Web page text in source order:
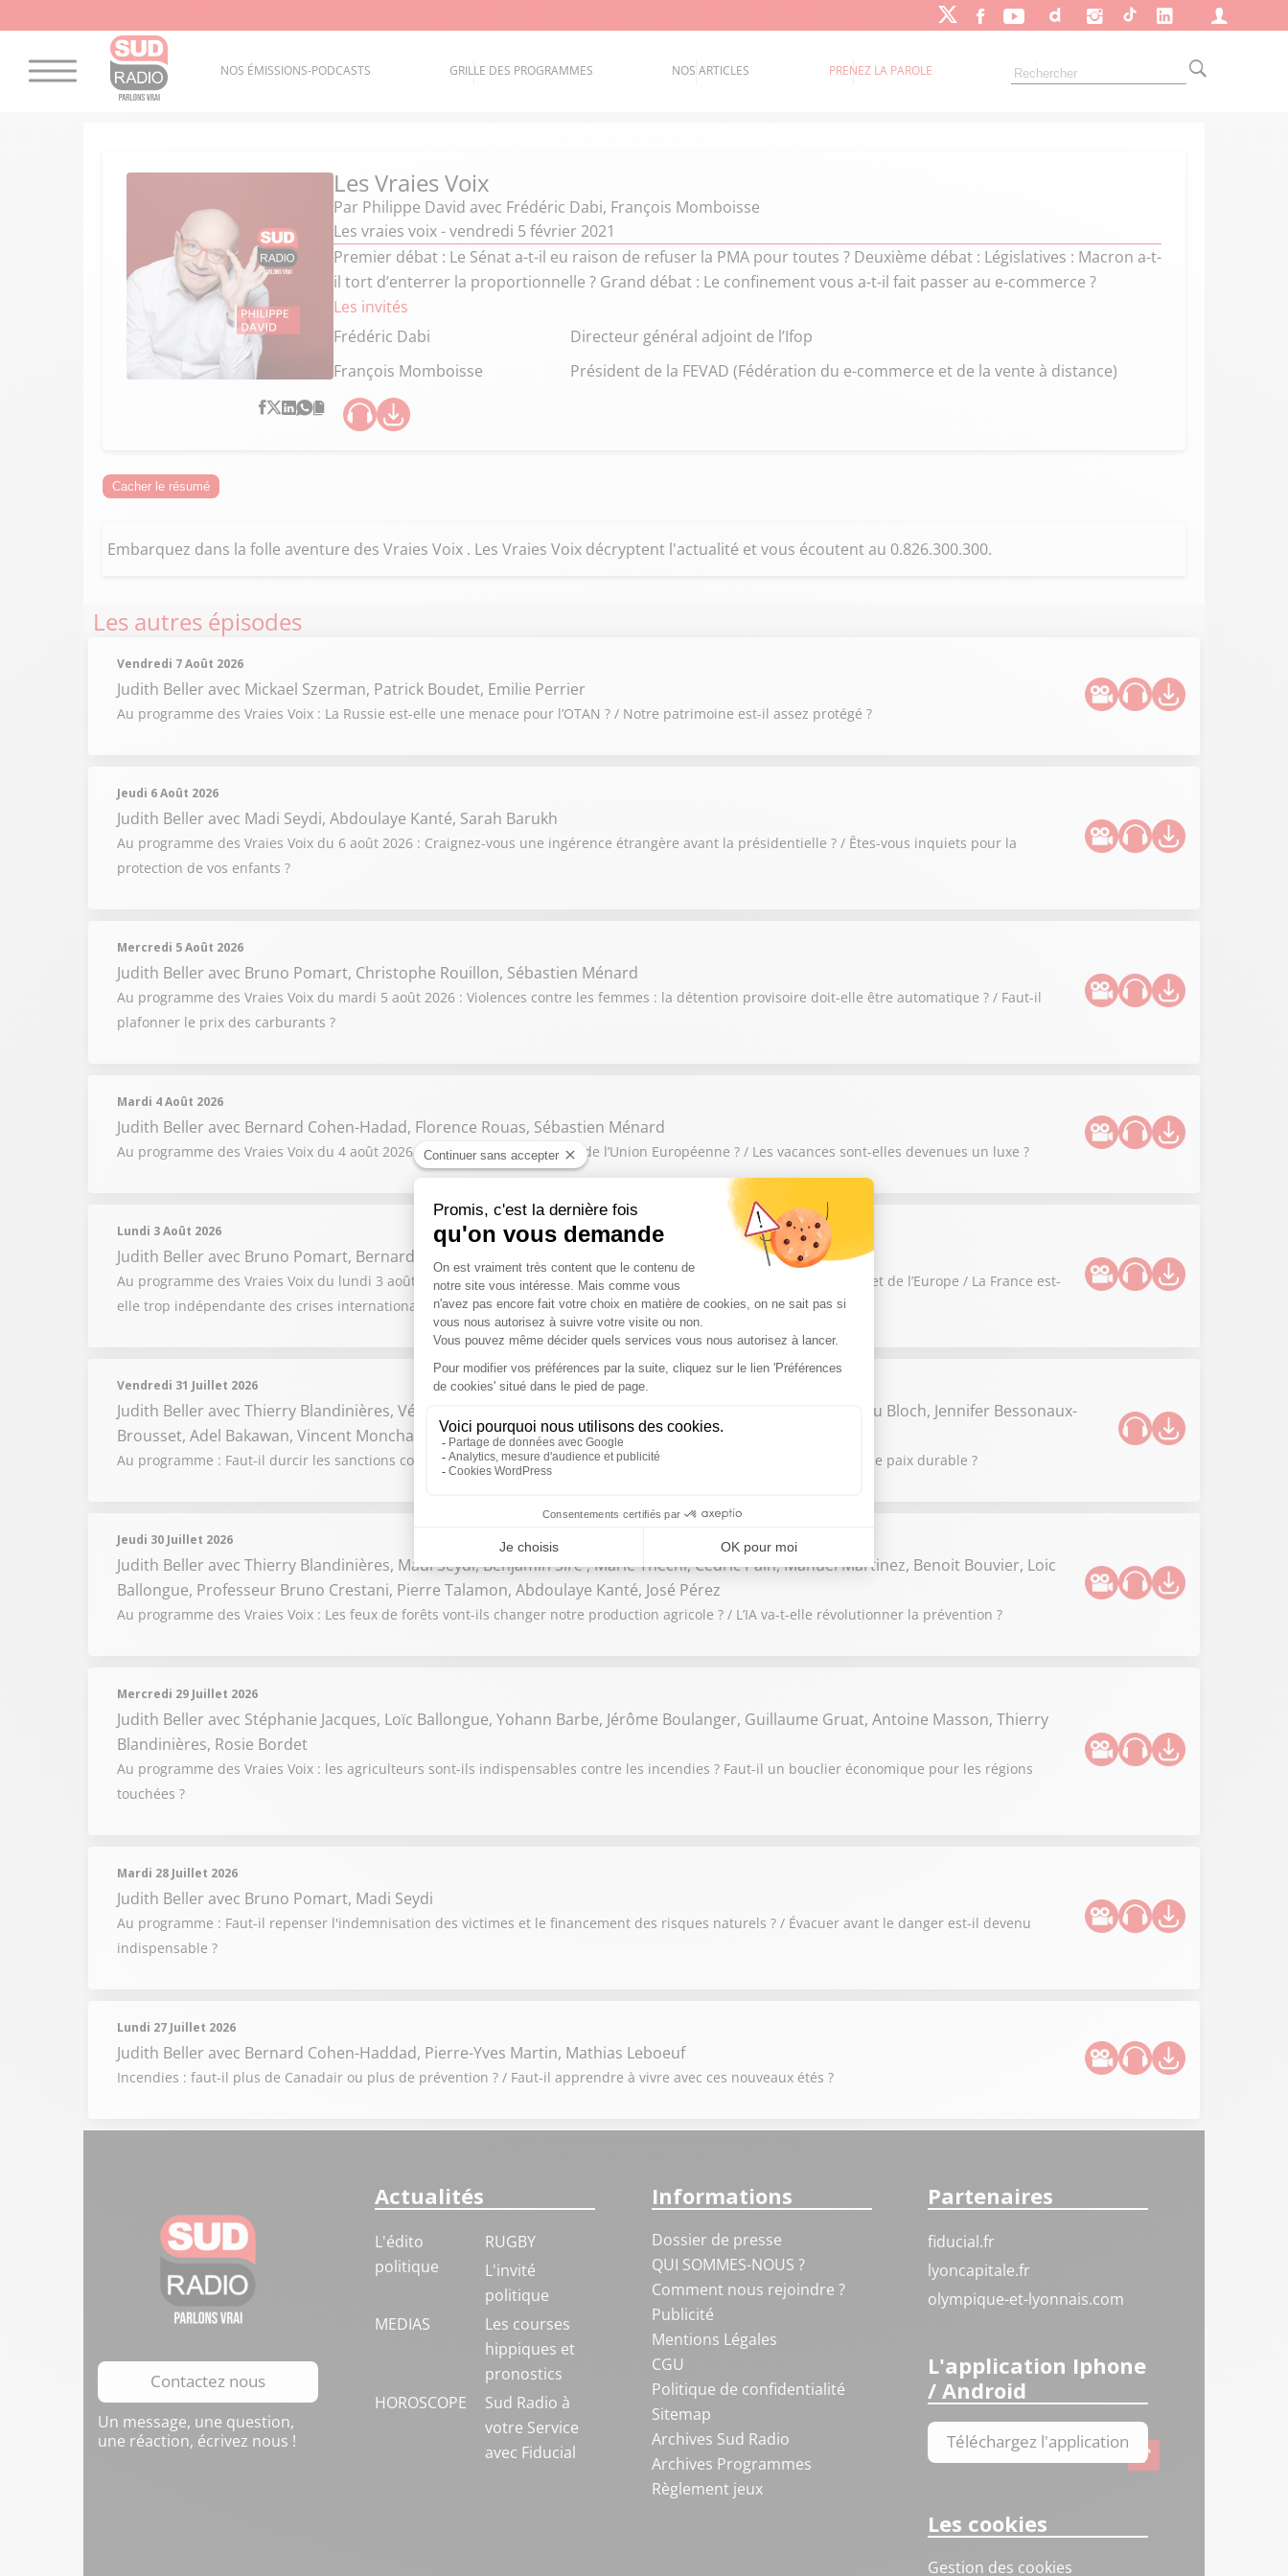
NOS ÉMISSIONS-PODCASTS GRILLE DES PROGRAMMES NOS ARTICLES PRENEZ LA PAROLE
Les Vraies Voix
Par Philippe David avec Frédéric Dabi, François Momboisse
Les vraies voix - vendredi 5 février 2021
Premier débat : Le Sénat a-t-il eu raison de refuser la PMA pour toutes ? Deuxième débat : Législatives : Macron a-t-
il tort d’enterrer la proportionnelle ? Grand débat : Le confinement vous a-t-il fait passer au e-commerce ?
Les invités
Frédéric Dabi
Directeur général adjoint de l’Ifop
François Momboisse
Président de la FEVAD (Fédération du e-commerce et de la vente à distance)
Cacher le résumé
Embarquez dans la folle aventure des Vraies Voix . Les Vraies Voix décryptent l'actualité et vous écoutent au 0.826.300.300.
Les autres épisodes
Vendredi 7 Août 2026
Judith Beller avec Mickael Szerman, Patrick Boudet, Emilie Perrier
Au programme des Vraies Voix : La Russie est-elle une menace pour l’OTAN ? / Notre patrimoine est-il assez protégé ?
Jeudi 6 Août 2026
Judith Beller avec Madi Seydi, Abdoulaye Kanté, Sarah Barukh
Au programme des Vraies Voix du 6 août 2026 : Craignez-vous une ingérence étrangère avant la présidentielle ? / Êtes-vous inquiets pour la
protection de vos enfants ?
Mercredi 5 Août 2026
Judith Beller avec Bruno Pomart, Christophe Rouillon, Sébastien Ménard
Au programme des Vraies Voix du mardi 5 août 2026 : Violences contre les femmes : la détention provisoire doit-elle être automatique ? / Faut-il
plafonner le prix des carburants ?
Mardi 4 Août 2026
Judith Beller avec Bernard Cohen-Hadad, Florence Rouas, Sébastien Ménard
Au programme des Vraies Voix du 4 août 2026 : Faut-il exclure l’Espagne de l’Union Européenne ? / Les vacances sont-elles devenues un luxe ?
Lundi 3 Août 2026
Judith Beller avec Bruno Pomart, Bernard Cohen-Haddad, Jean-Etienne Pauzat
Au programme des Vraies Voix du lundi 3 août 2026 : Le réchauffement climatique doit-il être la priorité de la France et de l’Europe / La France est-
elle trop indépendante des crises internationales ?
Vendredi 31 Juillet 2026
Judith Beller avec Thierry Blandinières, Véronique Langlais, Mickaël Szerman, Nathalie Le Yondre, Matthieu Bloch, Jennifer Bessonaux-
Brousset, Adel Bakawan, Vincent Monchany, Thibaud Rey
Au programme : Faut-il durcir les sanctions contre les incendiaires ? / Trump : Accord historique au Moyen-Orient, une paix durable ?
Jeudi 30 Juillet 2026
Judith Beller avec Thierry Blandinières, Madi Seydi, Benjamin Sire , Marie Thechi, Cédric Pain, Manuel Martinez, Benoit Bouvier, Loic
Ballongue, Professeur Bruno Crestani, Pierre Talamon, Abdoulaye Kanté, José Pérez
Au programme des Vraies Voix : Les feux de forêts vont-ils changer notre production agricole ? / L’IA va-t-elle révolutionner la prévention ?
Mercredi 29 Juillet 2026
Judith Beller avec Stéphanie Jacques, Loïc Ballongue, Yohann Barbe, Jérôme Boulanger, Guillaume Gruat, Antoine Masson, Thierry
Blandinières, Rosie Bordet
Au programme des Vraies Voix : les agriculteurs sont-ils indispensables contre les incendies ? Faut-il un bouclier économique pour les régions
touchées ?
Mardi 28 Juillet 2026
Judith Beller avec Bruno Pomart, Madi Seydi
Au programme : Faut-il repenser l'indemnisation des victimes et le financement des risques naturels ? / Évacuer avant le danger est-il devenu
indispensable ?
Lundi 27 Juillet 2026
Judith Beller avec Bernard Cohen-Haddad, Pierre-Yves Martin, Mathias Leboeuf
Incendies : faut-il plus de Canadair ou plus de prévention ? / Faut-il apprendre à vivre avec ces nouveaux étés ?
Contactez nous
Un message, une question,
une réaction, écrivez nous !
Actualités
L'édito
politique
RUGBY
L'invité
politique
MEDIAS
Les courses
hippiques et
pronostics
HOROSCOPE
Sud Radio à
votre Service
avec Fiducial
Informations
Dossier de presse
QUI SOMMES-NOUS ?
Comment nous rejoindre ?
Publicité
Mentions Légales
CGU
Politique de confidentialité
Sitemap
Archives Sud Radio
Archives Programmes
Règlement jeux
Partenaires
fiducial.fr
lyoncapitale.fr
olympique-et-lyonnais.com
L'application Iphone
/ Android
Téléchargez l'application
Les cookies
Gestion des cookies